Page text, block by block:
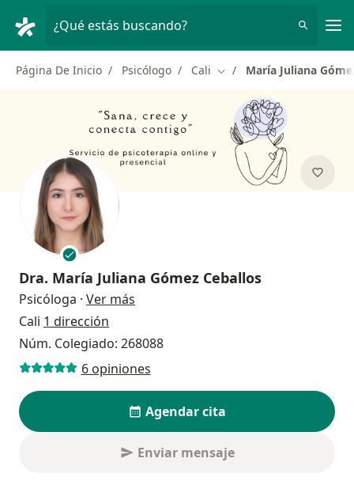
¿Qué estás buscando?
Página De Inicio Psicólogo Cali Cambiar de ciudad
María Juliana
Dra. María Juliana Gómez Ceballos
Psicóloga · Ver más
Cali 1 dirección
Núm. Colegiado: 268088
6 opiniones
Agendar cita
Enviar mensaje